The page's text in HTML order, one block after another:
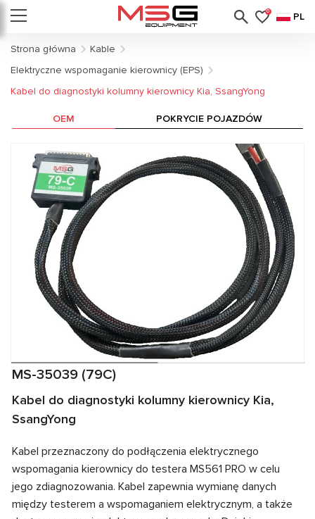
0 PL
Strona główna
Kable
Elektryczne wspomaganie kierownicy (EPS)
Kabel do diagnostyki kolumny kierownicy Kia, SsangYong
MS-35039 (79C)
Kabel do diagnostyki kolumny kierownicy Kia,
SsangYong
Kabel przeznaczony do podłączenia elektrycznego
wspomagania kierownicy do testera MS561 PRO w celu
jego zdiagnozowania. Kabel zapewnia wymianę danych
między testerem a wspomaganiem elektrycznym, a także
OEM POKRYCIE POJAZDÓW